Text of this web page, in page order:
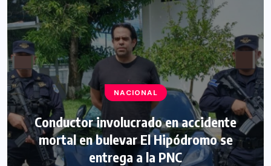
NACIONAL
Conductor involucrado en accidente
mortal en bulevar El Hipódromo se
entrega a la PNC